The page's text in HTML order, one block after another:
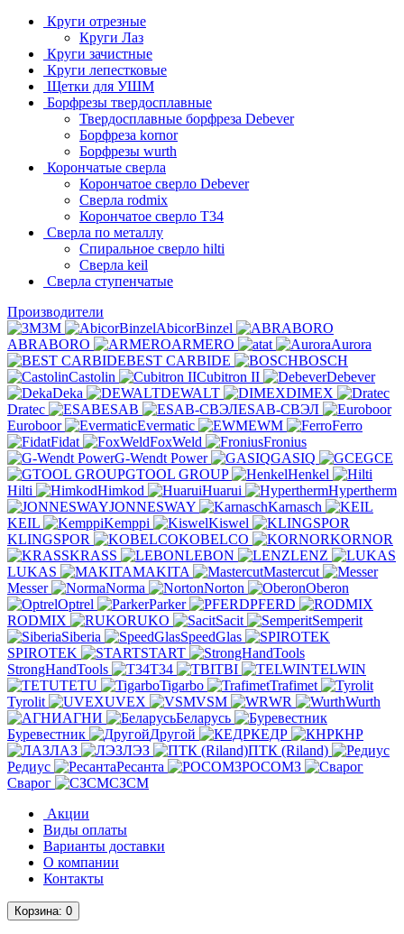
Круги отрезные
Круги Лаз
Круги зачистные
Круги лепестковые
Щетки для УШМ
Борфрезы твердосплавные
Твердосплавные борфреза Debever
Борфреза kornor
Борфрезы wurth
Корончатые сверла
Корончатое сверло Debever
Сверла rodmix
Корончатое сверло T34
Сверла по металлу
Спиральное сверло hilti
Сверла keil
Сверла ступенчатые
Производители
3M
AbicorBinzel
ABRABORO
ARMERO at
Aurora
BEST CARBIDE
BOSCH
Castolin
Cubitron II
Debever
Deka
DEWALT
DIMEX
Dratec
ESAB
ESAB-СВЭЛ
Euroboor
Evermatic EWM
Ferro
Fidat
FoxWeld
Fronius
G-Wendt Power
GASIQ
GCE
GTOOL GROUP
Henkel
Hilti
Himkod Huarui
Hypertherm
JONNESWAY
Karnasch
KEIL
Kemppi
Kiswel
KLINGSPOR
KOBELCO
KORNOR
KRASS
LEBON
LENZ
LUKAS
MAKITA
Mastercut
Messer
Norma Norton
Oberon
Optrel
Parker
PFERD
RODMIX
RUKO Sacit
Semperit
Siberia
SpeedGlas
SPIROTEK
START
StrongHandTools
T34 TBI
TELWIN
TETU
Tigarbo
Trafimet
Tyrolit
UVEX VSM WR
Wurth
АГНИ
Беларусь
Буревестник
Другой КЕДР
КНР
ЛАЗ
ЛЭЗ
ПТК (Riland)
Редиус
Ресанта
РОСОМЗ
Сварог
СЗСМ
Акции
Виды оплаты
Варианты доставки
О компании
Контакты
Корзина: 0